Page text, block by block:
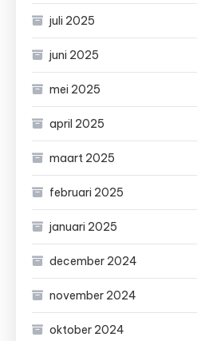
juli 2025
juni 2025
mei 2025
april 2025
maart 2025
februari 2025
januari 2025
december 2024
november 2024
oktober 2024